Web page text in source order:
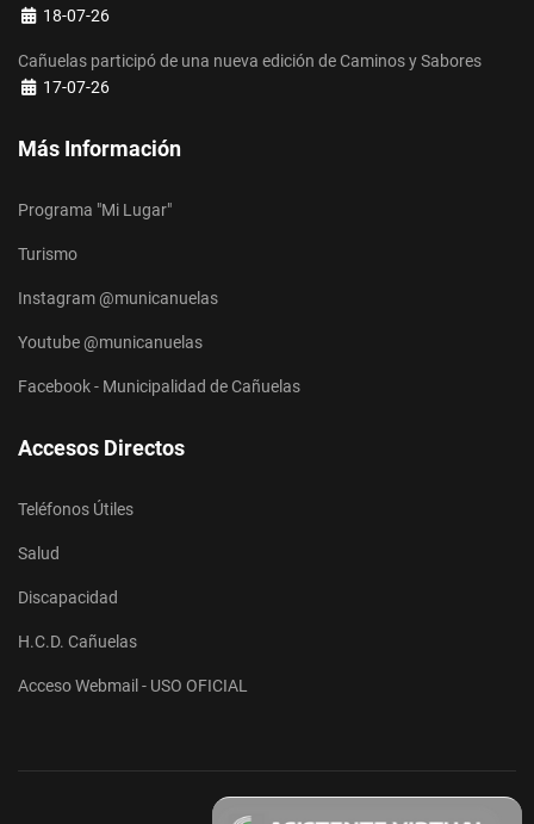
Detalles
18-07-26
Cañuelas participó de una nueva edición de Caminos y Sabores
Detalles
17-07-26
Más Información
Programa "Mi Lugar"
Turismo
Instagram @municanuelas
Youtube @municanuelas
Facebook - Municipalidad de Cañuelas
Accesos Directos
Teléfonos Útiles
Salud
Discapacidad
H.C.D. Cañuelas
Acceso Webmail - USO OFICIAL
© 2026 Gobierno Municipal de Cañuelas